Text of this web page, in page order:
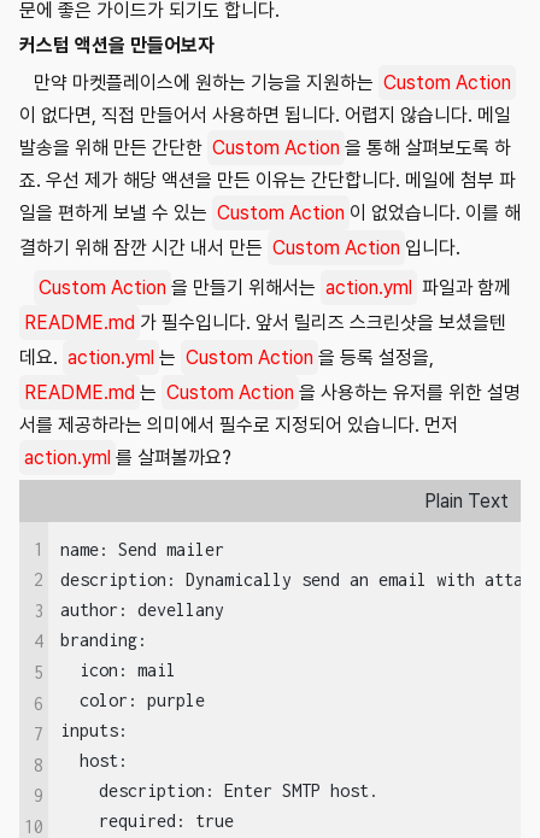
문에 좋은 가이드가 되기도 합니다.
커스텀 액션을 만들어보자
만약 마켓플레이스에 원하는 기능을 지원하는 Custom Action
이 없다면, 직접 만들어서 사용하면 됩니다. 어렵지 않습니다. 메일
발송을 위해 만든 간단한 Custom Action 을 통해 살펴보도록 하
죠. 우선 제가 해당 액션을 만든 이유는 간단합니다. 메일에 첨부 파
일을 편하게 보낼 수 있는 Custom Action 이 없었습니다. 이를 해
결하기 위해 잠깐 시간 내서 만든 Custom Action 입니다.
Custom Action 을 만들기 위해서는 action.yml 파일과 함께
README.md 가 필수입니다. 앞서 릴리즈 스크린샷을 보셨을텐
데요. action.yml 는 Custom Action 을 등록 설정을,
README.md 는 Custom Action 을 사용하는 유저를 위한 설명
서를 제공하라는 의미에서 필수로 지정되어 있습니다. 먼저
action.yml 를 살펴볼까요?
Plain Text
1
2
3
4
5
6
7
8
9
10
name: Send mailer
description: Dynamically send an email with
author: devellany
branding:
  icon: mail
  color: purple
inputs:
  host:
    description: Enter SMTP host.
    required: true